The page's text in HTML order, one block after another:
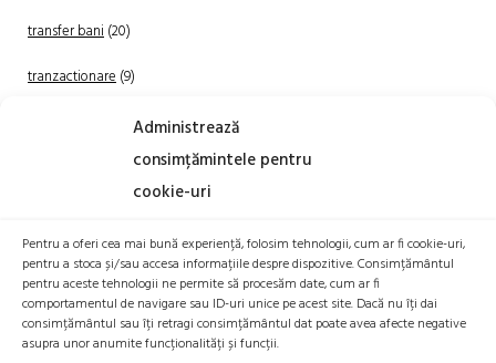
Administrează
consimțămintele pentru
cookie-uri
Pentru a oferi cea mai bună experiență, folosim tehnologii, cum ar fi cookie-uri,
pentru a stoca și/sau accesa informațiile despre dispozitive. Consimțământul
pentru aceste tehnologii ne permite să procesăm date, cum ar fi
comportamentul de navigare sau ID-uri unice pe acest site. Dacă nu îți dai
consimțământul sau îți retragi consimțământul dat poate avea afecte negative
asupra unor anumite funcționalități și funcții.
transfer bani(20)
tranzactionare(9)
(20)
TRANZACTIONEAZA